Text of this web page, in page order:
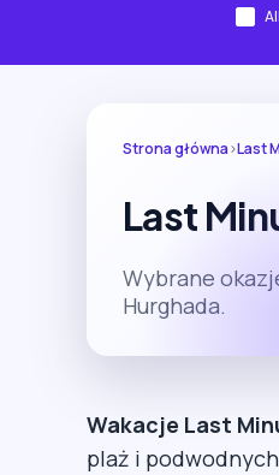
Strona główna›Last
Last
Wybrane
Hurghada.
Wakacje Last
plaż i